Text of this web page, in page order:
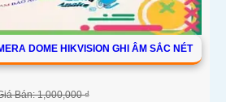
DOME HIKVISION GHI ÂM SẮC NÉT
Bán: 1,000,000 ₫